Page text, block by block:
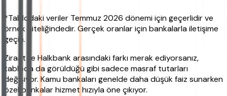
*Tablodaki veriler Temmuz 2026 dönemi için geçerlidir ve
örnek niteliğindedir. Gerçek oranlar için bankalarla iletişime
geçin.
Ziraat ile Halkbank arasındaki farkı merak ediyorsanız,
tabloda da görüldüğü gibi sadece masraf tutarları
değişiyor. Kamu bankaları genelde daha düşük faiz sunarken
özel bankalar hizmet hızıyla öne çıkıyor.